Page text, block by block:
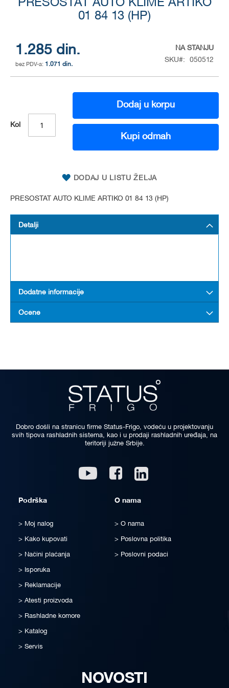
PRESOSTAT AUTO KLIME ARTIKO
01 84 13 (HP)
1.285 din.
1.071 din.
NA STANJU
SKU
050512
Kol
Dodaj u korpu
Kupi odmah
DODAJ U LISTU ŽELJA
PRESOSTAT AUTO KLIME ARTIKO 01 84 13 (HP)
images
gallery
Detalji
Dodatne informacije
Ocene
Dobro došli na stranicu firme Status-Frigo, vodeću u projektovanju
svih tipova rashladnih sistema, kao i u prodaji rashladnih uređaja, na
teritoriji južne Srbije.
Youtube Facebook
Podrška
Moj nalog
Kako kupovati
Načini plaćanja
Isporuka
Reklamacije
Atesti proizvoda
Rashladne komore
Katalog
Servis
O nama
O nama
Poslovna politika
Poslovni podaci
NOVOSTI